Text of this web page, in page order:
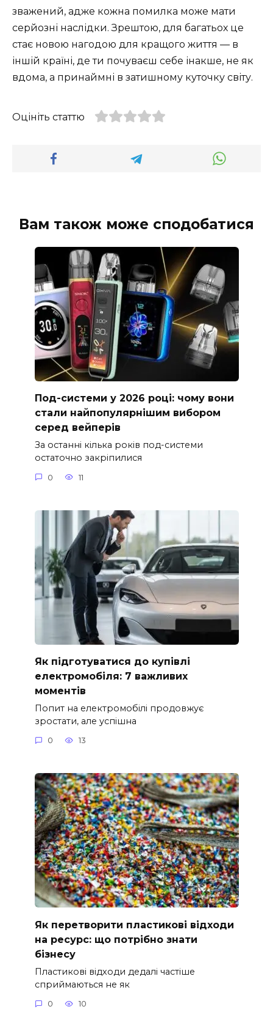
зважений, адже кожна помилка може мати
серйозні наслідки. Зрештою, для багатьох це
стає новою нагодою для кращого життя — в
іншій країні, де ти почуваєш себе інакше, не як
вдома, а принаймні в затишному куточку світу.
Оцініть статтю
Вам також може сподобатися
Под-системи у 2026 році: чому вони
стали найпопулярнішим вибором
серед вейперів
За останні кілька років под-системи
остаточно закріпилися
0 11
Як підготуватися до купівлі
електромобіля: 7 важливих
моментів
Попит на електромобілі продовжує
зростати, але успішна
0 13
Як перетворити пластикові відходи
на ресурс: що потрібно знати
бізнесу
Пластикові відходи дедалі частіше
сприймаються не як
0 10